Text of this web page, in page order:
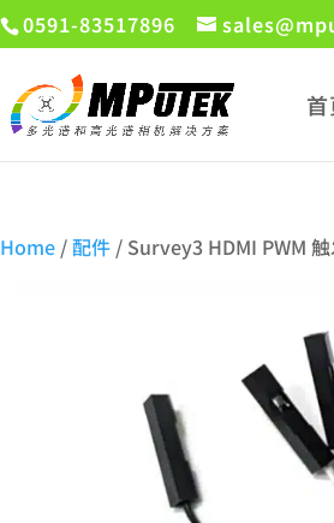
0591-83517896
Home /配件 / Survey3 HDMI PWM